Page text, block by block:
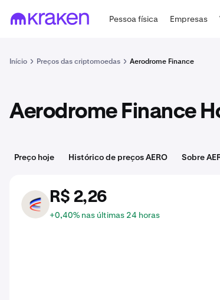
Pessoa física Empresas
Início Preços das criptomoedas Aerodrome Finance
Aerodrome Finance
Preço hoje Histórico de preços AERO Sobre
AERO R$ 2,26
+0,40% nas últimas 24 horas